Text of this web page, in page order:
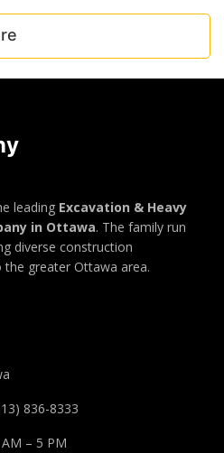
leading Excavation & Heavy
in Ottawa. The family run
diverse construction
the greater Ottawa area.
836-8333
– 5 PM